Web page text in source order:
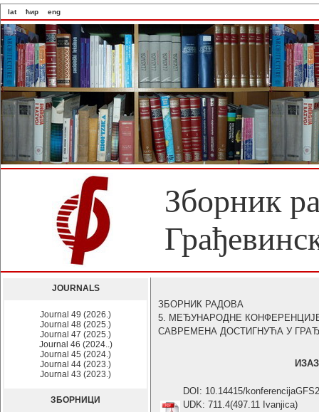
lat ћир eng
Зборник
JOURNALS
Journal 49 (2026.)
Journal 48 (2025.)
Journal 47 (2025.)
Journal 46 (2024..)
Journal 45 (2024.)
Journal 44 (2023.)
Journal 43 (2023.)
ЗБОРНИЦИ
ЗБОРНИК РАДОВА
5. МЕЂУНАРОДНЕ
САВРЕМЕНА ДОСТИГНУЋА У
DOI: 10.14415/
UDK: 711.4(497.11 Ivanjica)